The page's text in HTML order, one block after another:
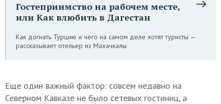
Гостеприимство на рабочем месте,
или Как влюбить в Дагестан
Как догнать Турцию и чего на самом деле хотят туристы —
рассказывает отельер из Махачкалы
Еще один важный фактор: совсем недавно на
Северном Кавказе не было сетевых гостиниц, а